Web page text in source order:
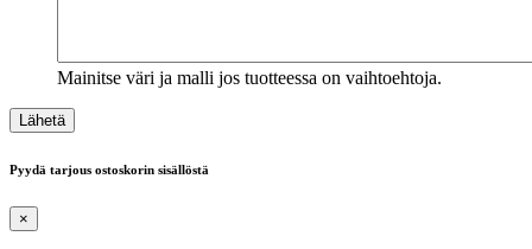
Mainitse väri ja malli jos tuotteessa on vaihtoehtoja.
Pyydä tarjous ostoskorin sisällöstä
×